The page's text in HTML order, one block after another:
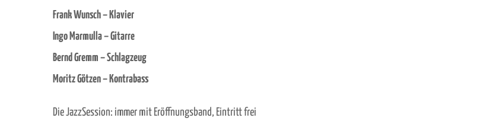
Frank Wunsch – Klavier
Ingo Marmulla – Gitarre
Bernd Gremm – Schlagzeug
Moritz Götzen – Kontrabass
Die JazzSession: immer mit Eröffnungsband, Eintritt frei